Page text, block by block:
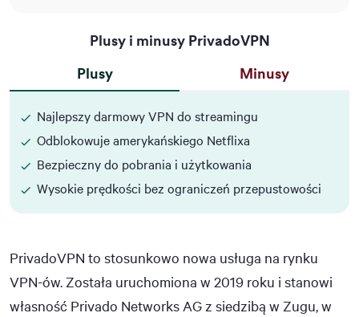
Plusy i minusy PrivadoVPN
Plusy
Najlepszy darmowy VPN do streamingu
Odblokowuje amerykańskiego Netflixa
Bezpieczny do pobrania i użytkowania
Wysokie prędkości bez ograniczeń przepustowości
Minusy
PrivadoVPN to stosunkowo nowa usługa na rynku
VPN-ów. Została uruchomiona w 2019 roku i stanowi
własność Privado Networks AG z siedzibą w Zugu, w